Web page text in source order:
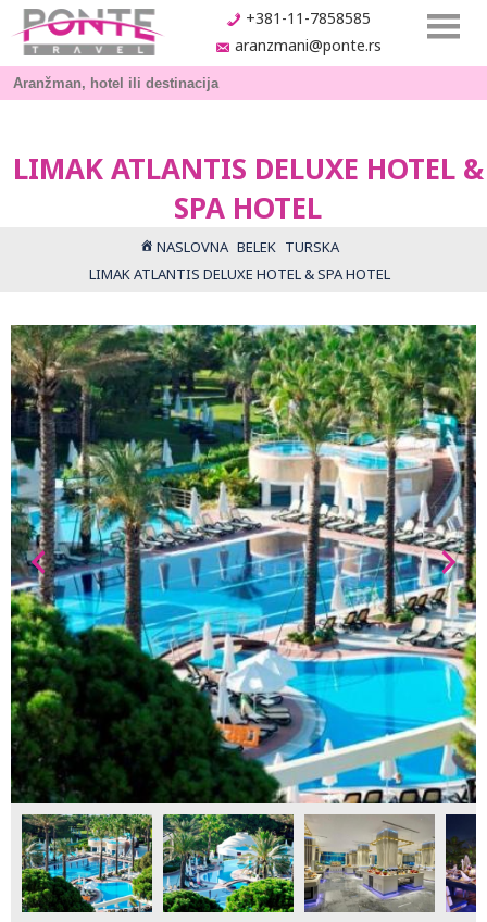
+381-11-7858585
aranzmani@ponte.rs
LIMAK ATLANTIS DELUXE HOTEL &
SPA HOTEL
NASLOVNA BELEK TURSKA
LIMAK ATLANTIS DELUXE HOTEL & SPA HOTEL